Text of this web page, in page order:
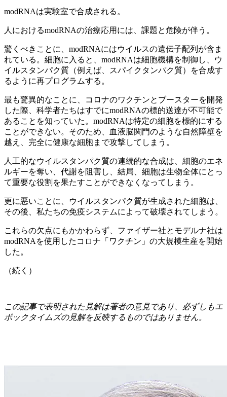
modRNAは実験室で合成される。
人におけるmodRNAの治療応用には、課題と危険が伴う。
驚くべきことに、modRNAにはウイルスの遺伝子配列が含ま
れている。細胞に入ると、modRNAは細胞機構を制御し、ウ
イルスタンパク質（例えば、スパイクタンパク質）を合成す
るように再プログラムする。
最も驚異的なことに、コロナのワクチンとブースターを開発
した際、科学者たちはすでにmodRNAの標的送達が不可能で
あることを知っていた。modRNAは特定の細胞を標的にする
ことができない。そのため、血液脳関門のような自然障壁を
越え、完全に健康な細胞まで攻撃してしまう。
人工的なウイルスタンパク質の連続的な合成は、細胞のエネ
ルギーを奪い、代謝を阻害し、結局、細胞は生物全体にとっ
て重要な役割を果たすことができなくなってしまう。
更に悪いことに、ウイルスタンパク質が生成された細胞は、
その後、私たちの免疫システムによって破壊されてしまう。
これらの欠点にもかかわらず、ファイザー社とモデルナ社は
modRNAを使用したコロナ「ワクチン」の大規模生産を開始
した。
（続く）
この記事で表明された見解は著者の意見であり、必ずしもエ
ポックタイムズの見解を反映するものではありません。